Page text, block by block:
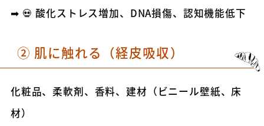
➡ 💀 酸化ストレス増加、DNA損傷、認知機能低下
② 肌に触れる（経皮吸収）
化粧品、柔軟剤、香料、建材（ビニール壁紙、床
材）